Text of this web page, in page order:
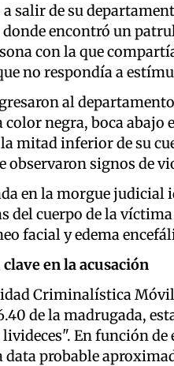
salir de su
encontró un
con la que
no respondía a
al
negra, boca
mitad inferior de su
observaron signos de
en la morgue judicial
del cuerpo de la
facial y edema
en la acusación
Criminalística
de la madrugada,
En función
probable